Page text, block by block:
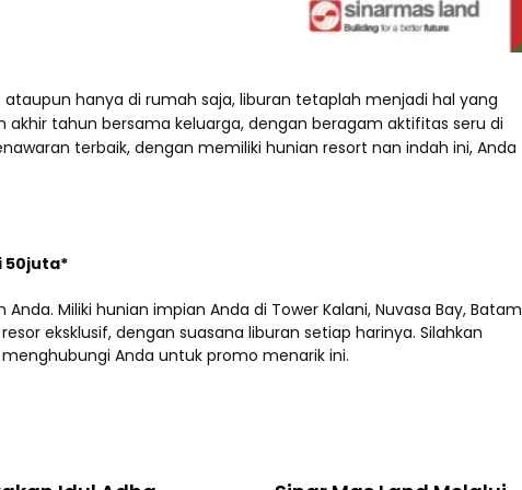
hanya di rumah saja, liburan tetaplah menjadi hal yang
tahun bersama keluarga, dengan beragam aktifitas seru di
terbaik, dengan memiliki hunian resort nan indah ini, Anda
50juta*
Miliki hunian impian Anda di Tower Kalani, Nuvasa Bay, Batam
eksklusif, dengan suasana liburan setiap harinya. Silahkan
Anda untuk promo menarik ini.